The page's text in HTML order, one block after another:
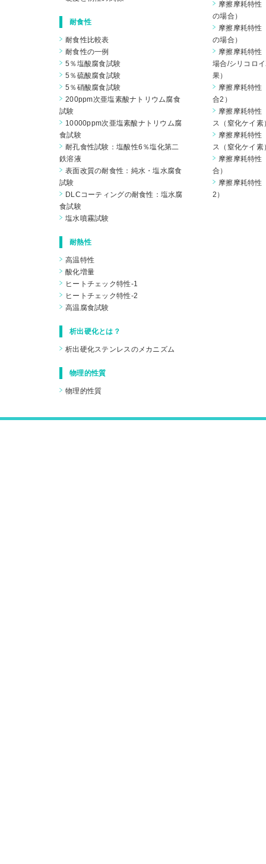
耐食性
耐食性比較表
耐食性の一例
5％塩酸腐食試験
5％硫酸腐食試験
5％硝酸腐食試験
200ppm次亜塩素酸ナトリウム腐食
試験
10000ppm次亜塩素酸ナトリウム腐
食試験
耐孔食性試験：塩酸性6％塩化第二
鉄溶液
表面改質の耐食性：純水・塩水腐食
試験
DLCコーティングの耐食性：塩水腐
食試験
塩水噴霧試験
耐熱性
高温特性
酸化増量
ヒートチェック特性-1
ヒートチェック特性-2
高温腐食試験
析出硬化とは？
析出硬化ステンレスのメカニズム
物理的性質
物理的性質
摩擦摩耗特性
の場合）
摩擦摩耗特性
の場合）
摩擦摩耗特性
場合/シリコロ
果）
摩擦摩耗特性
合2）
摩擦摩耗特性
ス（窒化ケイ素
摩擦摩耗特性
ス（窒化ケイ
摩擦摩耗特性
合）
摩擦摩耗特性
2）